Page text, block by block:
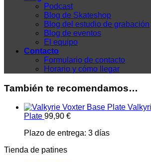
Podcast
Blog de Skateshop
Blog del estudio de grabación
Blog de eventos
El equipo
Contacto
Formulario de contacto
Horario y cómo llegar
También te recomendamos…
Plate 99,90 €
Plazo de entrega: 3 días
Tienda de patines